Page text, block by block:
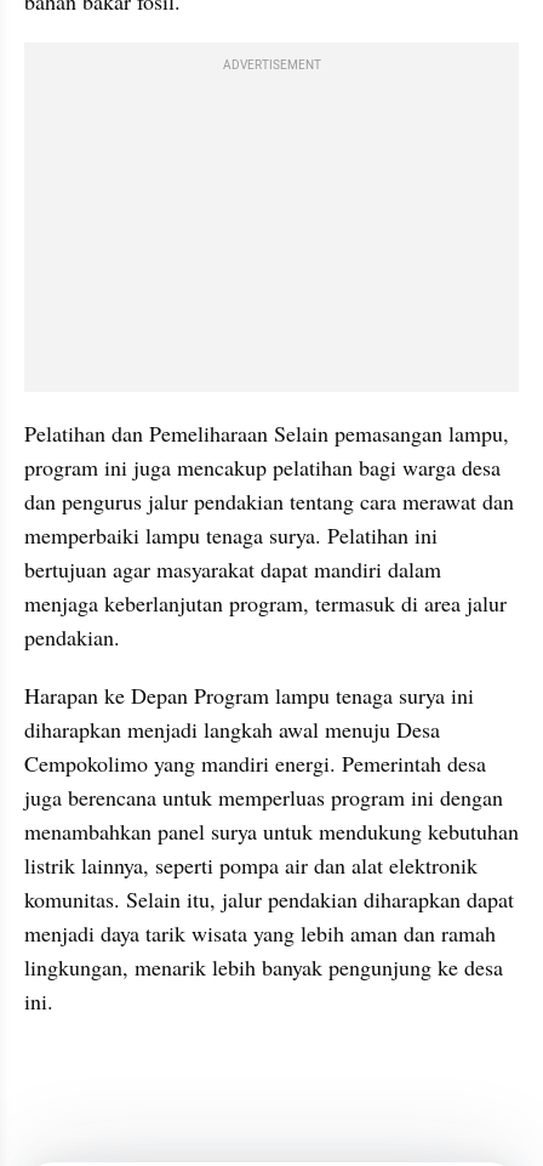
ADVERTISEMENT
Pelatihan dan Pemeliharaan Selain pemasangan lampu,
program ini juga mencakup pelatihan bagi warga desa
dan pengurus jalur pendakian tentang cara merawat dan
memperbaiki lampu tenaga surya. Pelatihan ini
bertujuan agar masyarakat dapat mandiri dalam
menjaga keberlanjutan program, termasuk di area jalur
pendakian.
Harapan ke Depan Program lampu tenaga surya ini
diharapkan menjadi langkah awal menuju Desa
Cempokolimo yang mandiri energi. Pemerintah desa
juga berencana untuk memperluas program ini dengan
menambahkan panel surya untuk mendukung kebutuhan
listrik lainnya, seperti pompa air dan alat elektronik
komunitas. Selain itu, jalur pendakian diharapkan dapat
menjadi daya tarik wisata yang lebih aman dan ramah
lingkungan, menarik lebih banyak pengunjung ke desa
ini.